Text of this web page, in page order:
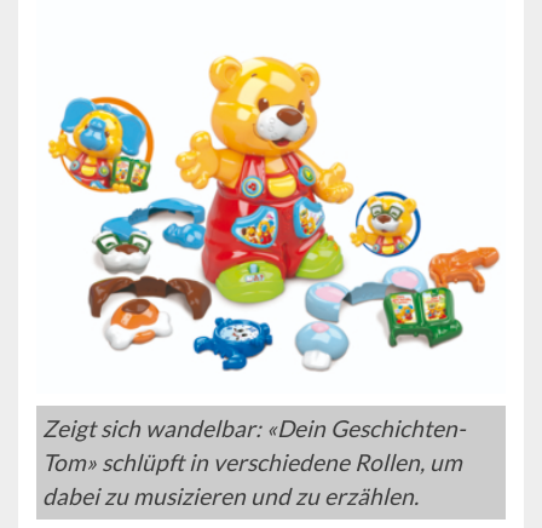
Zeigt sich wandelbar: «Dein Geschichten-
Tom» schlüpft in verschiedene Rollen, um
dabei zu musizieren und zu erzählen.